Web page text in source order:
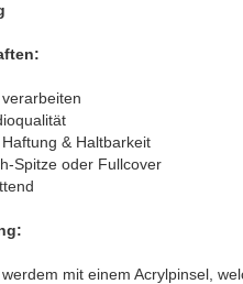
& Haltbarkeit
Spitze oder Fullcover
mit einem Acrylpinsel,